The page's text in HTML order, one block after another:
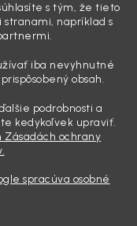
s tým, že tieto
napríklad s
iba nevyhnutné
obsah.
podrobnosti a
kedykoľvek upraviť.
ochrany
spracúva osobné
kapota. Pre
si v košíku spočítate
suma vie poriadne
...
ktoré z
do laku a vy namiesto
a kolesá čierne od